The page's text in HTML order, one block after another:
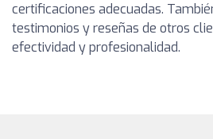
certificaciones adecuadas.
testimonios y reseñas de otros
efectividad y profesionalidad.